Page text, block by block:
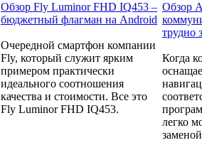
Обзор Fly Luminor FHD IQ453 –
бюджетный флагман на Android
Очередной смартфон компании
Fly, который служит ярким
примером практически
идеального соотношения
качества и стоимости. Все это
Fly Luminor FHD IQ453.
Обзор
трудно
Когда
легко